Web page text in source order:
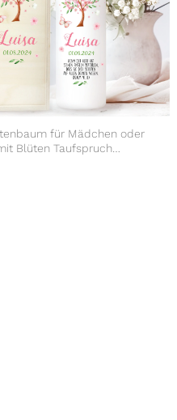
für Mädchen oder
Blüten Taufspruch